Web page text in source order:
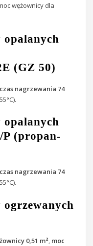
wężownicy dla
opalanych
(GZ 50)
czas nagrzewania 74
opalanych
P (propan-
czas nagrzewania 74
ogrzewanych
0,51 m², moc